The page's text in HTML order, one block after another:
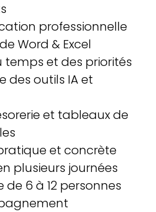
professionnelle
Word & Excel
temps et des priorités
des outils IA et
et tableaux de
et concrète
plusieurs journées
de 6 à 12 personnes